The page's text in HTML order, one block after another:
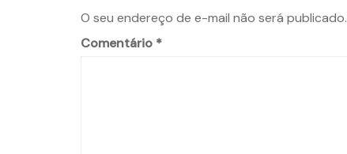
O seu endereço de e-mail não será publicado.
Comentário *